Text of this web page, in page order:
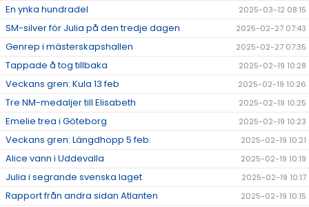
En ynka hundradel 2025-03-12 08:15
SM-silver för Julia på den tredje dagen 2025-02-27 07:43
Genrep i mästerskapshallen 2025-02-27 07:35
Tappade å tog tillbaka 2025-02-19 10:28
Veckans gren: Kula 13 feb 2025-02-19 10:26
Tre NM-medaljer till Elisabeth 2025-02-19 10:25
Emelie trea i Göteborg 2025-02-19 10:23
Veckans gren: Längdhopp 5 feb. 2025-02-19 10:21
Alice vann i Uddevalla 2025-02-19 10:19
Julia i segrande svenska laget 2025-02-19 10:17
Rapport från andra sidan Atlanten 2025-02-19 10:15